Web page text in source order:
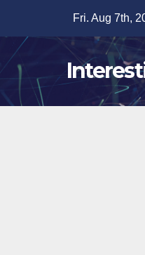
content
Fri. Aug 7th,